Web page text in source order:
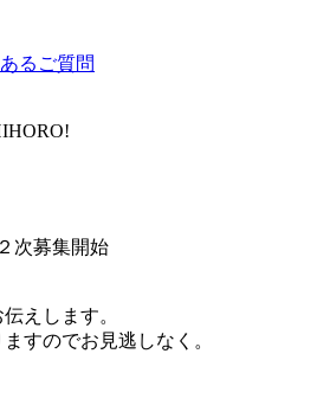
るご質問
次募集開始
えします。
すのでお見逃しなく。